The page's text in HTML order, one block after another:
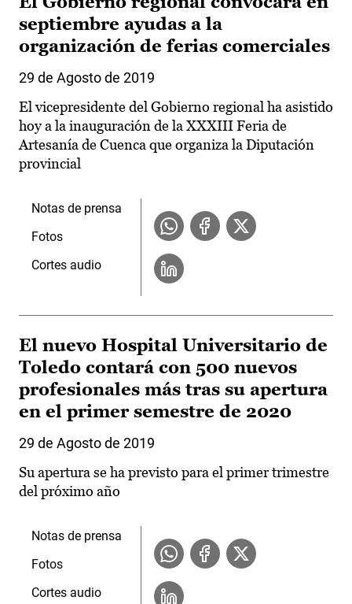
septiembre ayudas a la
organización de ferias comerciales
29 de Agosto de 2019
El vicepresidente del Gobierno regional ha asistido
hoy a la inauguración de la XXXIII Feria de
Artesanía de Cuenca que organiza la Diputación
provincial
Notas de prensa
Fotos
Cortes audio
El nuevo Hospital Universitario de
Toledo contará con 500 nuevos
profesionales más tras su apertura
en el primer semestre de 2020
29 de Agosto de 2019
Su apertura se ha previsto para el primer trimestre
del próximo año
Notas de prensa
Fotos
Cortes audio